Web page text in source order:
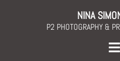
NINA
P2 PHOTOGRAPHY &
menu